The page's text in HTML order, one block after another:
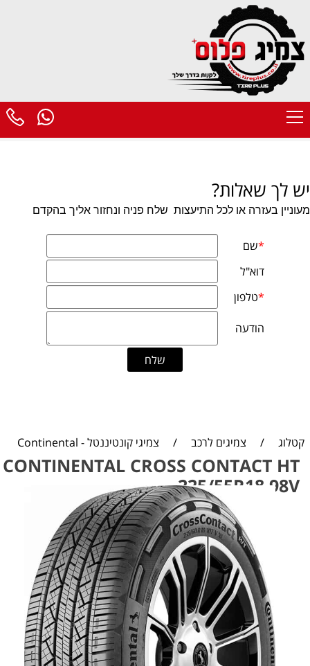
יש לך שאלות?
מעוניין בעזרה או לכל התיעצות שלח פניה ונחזור אליך בהקדם
קטלוג / צמיגים לרכב / צמיגי קונטיננטל - Continental
CONTINENTAL CROSS CONTACT HT
225/55R18 98V